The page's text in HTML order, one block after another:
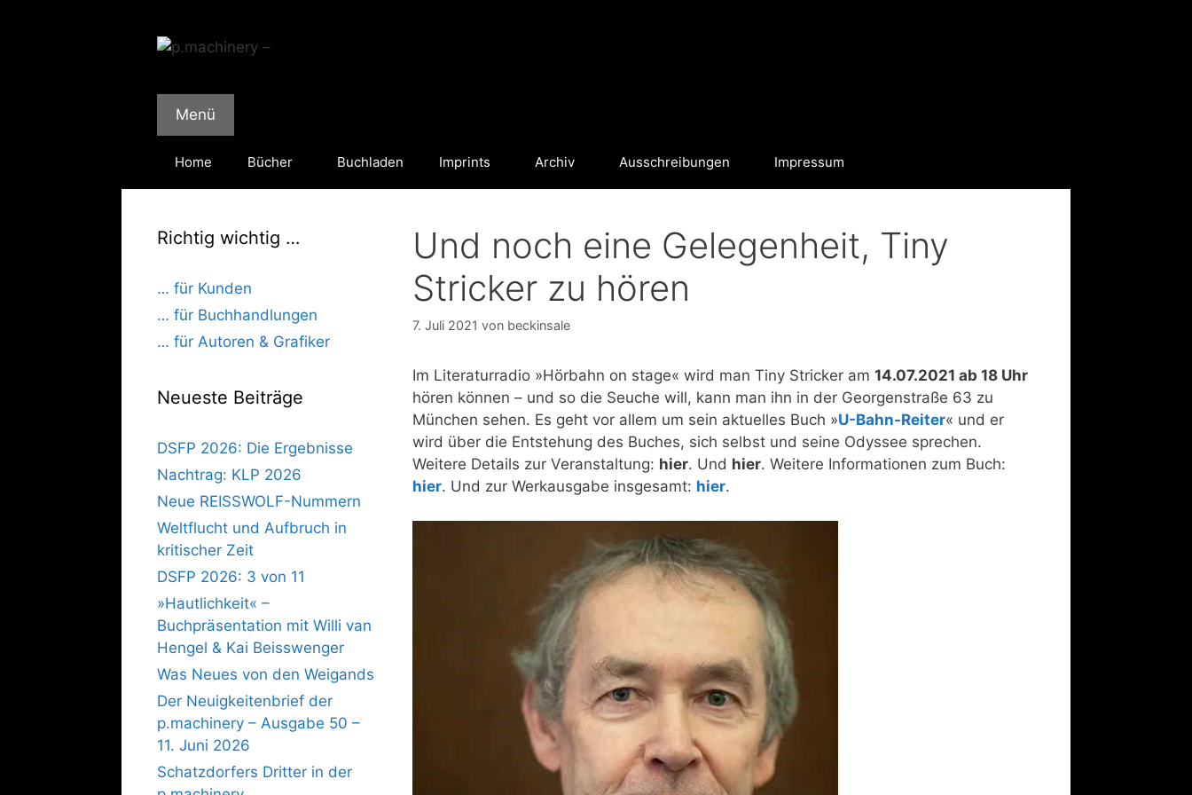
Menü
Home Bücher Buchladen Imprints Archiv Ausschreibungen Impressum
Und noch eine Gelegenheit, Tiny
Stricker zu hören
7. Juli 2021 von beckinsale
Im Literaturradio »Hörbahn on stage« wird man Tiny Stricker am 14.07.2021 ab 18 Uhr
hören können – und so die Seuche will, kann man ihn in der Georgenstraße 63 zu
München sehen. Es geht vor allem um sein aktuelles Buch »U-Bahn-Reiter« und er
wird über die Entstehung des Buches, sich selbst und seine Odyssee sprechen.
Weitere Details zur Veranstaltung: hier. Und hier. Weitere Informationen zum Buch:
hier. Und zur Werkausgabe insgesamt: hier.
Richtig wichtig …
… für Kunden
… für Buchhandlungen
… für Autoren & Grafiker
Neueste Beiträge
DSFP 2026: Die Ergebnisse
Nachtrag: KLP 2026
Neue REISSWOLF-Nummern
Weltflucht und Aufbruch in
kritischer Zeit
DSFP 2026: 3 von 11
»Hautlichkeit« –
Buchpräsentation mit Willi van
Hengel & Kai Beisswenger
Was Neues von den Weigands
Der Neuigkeitenbrief der
p.machinery – Ausgabe 50 –
11. Juni 2026
Schatzdorfers Dritter in der